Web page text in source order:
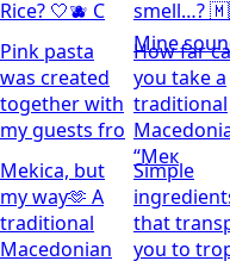
Rice? 🤍🫐 C
smell…?
Mine
Pink pasta
was created
together with
my guests fro
How far
you take a
traditional
“Мек
Mekica, but
my way🫶 A
traditional
Macedonian
Simple
that
you to